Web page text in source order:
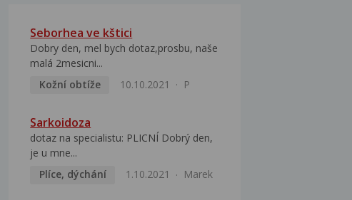
Seborhea ve kštici
Dobry den, mel bych dotaz,prosbu, naše
malá 2mesicni...
Kožní obtíže
10.10.2021 P
Sarkoidoza
dotaz na specialistu: PLICNÍ Dobrý den,
je u mne...
Plíce, dýchání
1.10.2021 Marek